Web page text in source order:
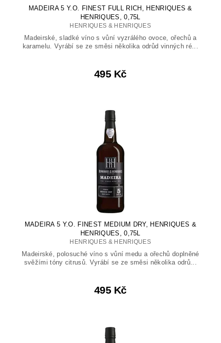
MADEIRA 5 Y.O. FINEST FULL RICH, HENRIQUES &
HENRIQUES, 0,75L
HENRIQUES & HENRIQUES
Madeirské, sladké víno s vůní vyzrálého ovoce, ořechů a
karamelu. Vyrábí se ze směsi několika odrůd vinných ré...
495 Kč
MADEIRA 5 Y.O. FINEST MEDIUM DRY, HENRIQUES &
HENRIQUES, 0,75L
HENRIQUES & HENRIQUES
Madeirské, polosuché víno s vůní medu a ořechů doplněné
svěžími tóny citrusů. Vyrábí se ze směsi několika odrů...
495 Kč